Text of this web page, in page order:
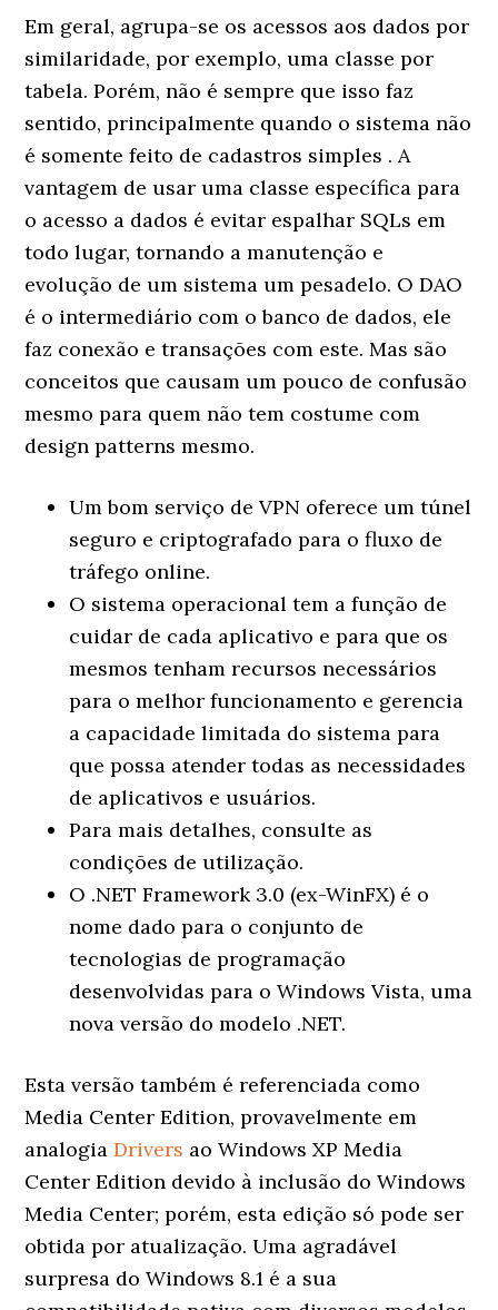
Em geral, agrupa-se os acessos aos dados por
similaridade, por exemplo, uma classe por
tabela. Porém, não é sempre que isso faz
sentido, principalmente quando o sistema não
é somente feito de cadastros simples . A
vantagem de usar uma classe específica para
o acesso a dados é evitar espalhar SQLs em
todo lugar, tornando a manutenção e
evolução de um sistema um pesadelo. O DAO
é o intermediário com o banco de dados, ele
faz conexão e transações com este. Mas são
conceitos que causam um pouco de confusão
mesmo para quem não tem costume com
design patterns mesmo.
Um bom serviço de VPN oferece um túnel
seguro e criptografado para o fluxo de
tráfego online.
O sistema operacional tem a função de
cuidar de cada aplicativo e para que os
mesmos tenham recursos necessários
para o melhor funcionamento e gerencia
a capacidade limitada do sistema para
que possa atender todas as necessidades
de aplicativos e usuários.
Para mais detalhes, consulte as
condições de utilização.
O .NET Framework 3.0 (ex-WinFX) é o
nome dado para o conjunto de
tecnologias de programação
desenvolvidas para o Windows Vista, uma
nova versão do modelo .NET.
Esta versão também é referenciada como
Media Center Edition, provavelmente em
analogiaDrivers ao Windows XP Media
Center Edition devido à inclusão do Windows
Media Center; porém, esta edição só pode ser
obtida por atualização. Uma agradável
surpresa do Windows 8.1 é a sua